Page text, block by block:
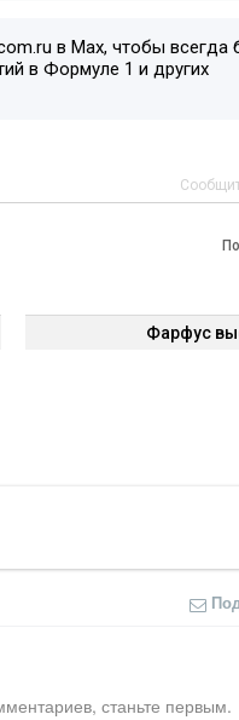
в Max, чтобы всегда
в Формуле 1 и других
Фарфус
станьте первым.